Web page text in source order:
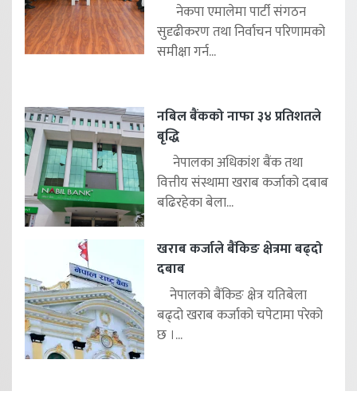
नेकपा एमालेमा पार्टी संगठन
सुदृढीकरण तथा निर्वाचन परिणामको
समीक्षा गर्न...
नबिल बैंकको नाफा ३४ प्रतिशतले
बृद्धि
नेपालका अधिकांश बैंक तथा
वित्तीय संस्थामा खराब कर्जाको दबाब
बढिरहेका बेला...
खराब कर्जाले बैंकिङ क्षेत्रमा बढ्दो
दबाब
नेपालको बैंकिङ क्षेत्र यतिबेला
बढ्दो खराब कर्जाको चपेटामा परेको
छ ।...